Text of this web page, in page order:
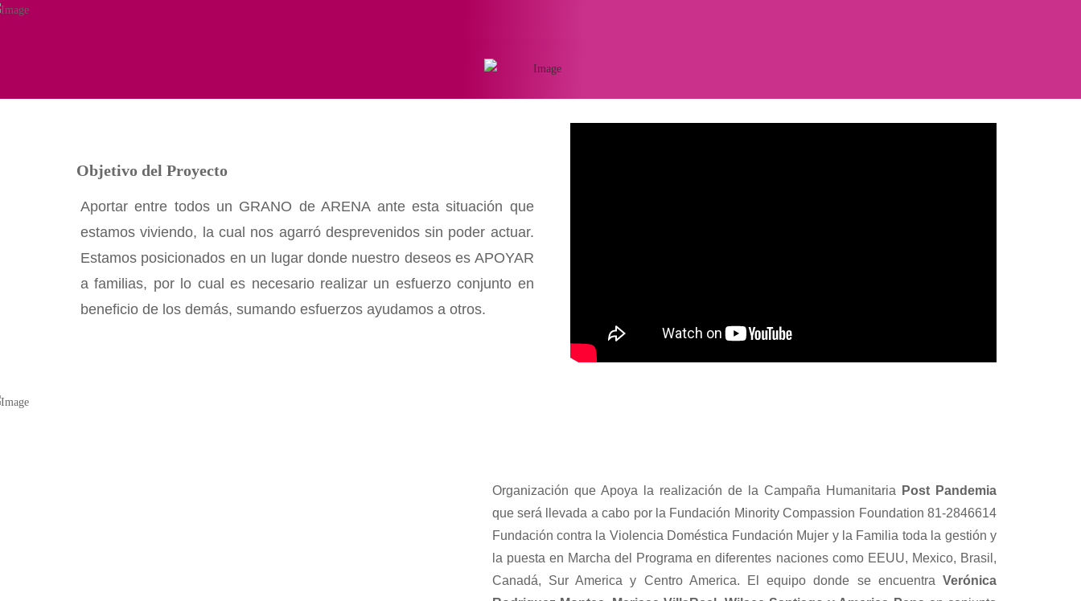
Ir
Objetivo del Proyecto
Aportar entre todos un GRANO de ARENA ante esta situación que
estamos viviendo, la cual nos agarró desprevenidos sin poder actuar.
Estamos posicionados en un lugar donde nuestro deseos es APOYAR
a familias, por lo cual es necesario realizar un esfuerzo conjunto en
beneficio de los demás, sumando esfuerzos ayudamos a otros.
Organización que Apoya la realización de la Campaña Humanitaria
Post Pandemia
que será llevada a cabo por la Fundación Minority Compassion Foundation 81-2846614
Fundación contra la Violencia Doméstica Fundación Mujer y la Familia toda la gestión y
la puesta en Marcha del Programa en diferentes naciones como EEUU, Mexico, Brasil,
Canadá, Sur America y Centro America. El equipo donde se encuentra Verónica